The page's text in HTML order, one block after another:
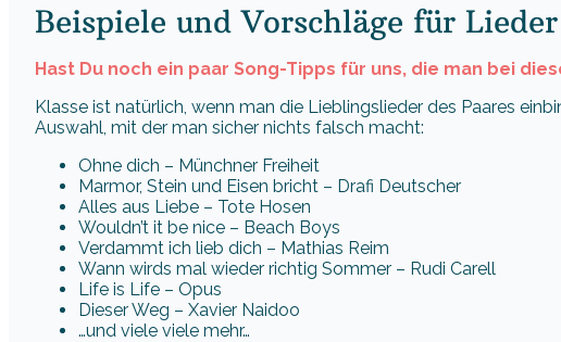
Beispiele und Vorschläge für
Hast Du noch ein paar Song-Tipps für uns, die man bei
Klasse ist natürlich, wenn man die Lieblingslieder des Paares
Auswahl, mit der man sicher nichts falsch macht:
Ohne dich – Münchner Freiheit
Marmor, Stein und Eisen bricht – Drafi Deutscher
Alles aus Liebe – Tote Hosen
Wouldn’t it be nice – Beach Boys
Verdammt ich lieb dich – Mathias Reim
Wann wirds mal wieder richtig Sommer – Rudi Carell
Life is Life – Opus
Dieser Weg – Xavier Naidoo
…und viele viele mehr…